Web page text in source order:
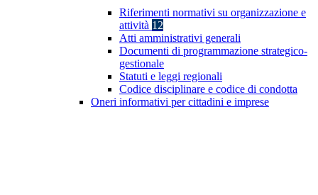
Riferimenti normativi su organizzazione e
attività 12
Atti amministrativi generali
Documenti di programmazione strategico-
gestionale
Statuti e leggi regionali
Codice disciplinare e codice di condotta
Oneri informativi per cittadini e imprese